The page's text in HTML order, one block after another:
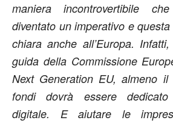
maniera incontrovertibile
diventato un imperativo e
chiara anche all’Europa.
guida della Commissione
Next Generation EU, almeno
fondi dovrà essere
digitale. E aiutare le